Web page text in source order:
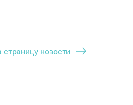
страницу новости